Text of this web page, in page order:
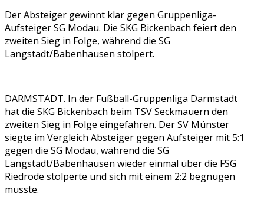
Der Absteiger gewinnt klar gegen Gruppenliga-
Aufsteiger SG Modau. Die SKG Bickenbach feiert den
zweiten Sieg in Folge, während die SG
Langstadt/Babenhausen stolpert.
DARMSTADT. In der Fußball-Gruppenliga Darmstadt
hat die SKG Bickenbach beim TSV Seckmauern den
zweiten Sieg in Folge eingefahren. Der SV Münster
siegte im Vergleich Absteiger gegen Aufsteiger mit 5:1
gegen die SG Modau, während die SG
Langstadt/Babenhausen wieder einmal über die FSG
Riedrode stolperte und sich mit einem 2:2 begnügen
musste.